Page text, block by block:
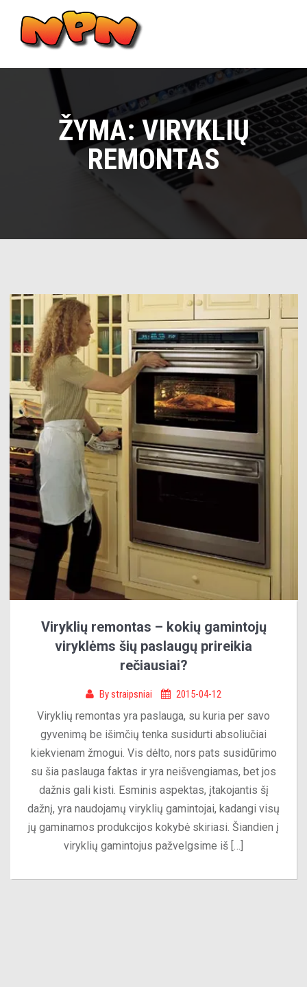
content
ŽYMA:VIRYKLIŲ
REMONTAS
Viryklių remontas – kokių gamintojų
viryklėms šių paslaugų prireikia
rečiausiai?
Bystraipsniai 2015-04-12
Viryklių remontas yra paslauga, su kuria per savo
gyvenimą be išimčių tenka susidurti absoliučiai
kiekvienam žmogui. Vis dėlto, nors pats susidūrimo
su šia paslauga faktas ir yra neišvengiamas, bet jos
dažnis gali kisti. Esminis aspektas, įtakojantis šį
dažnį, yra naudojamų viryklių gamintojai, kadangi visų
jų gaminamos produkcijos kokybė skiriasi. Šiandien į
viryklių gamintojus pažvelgsime iš […]